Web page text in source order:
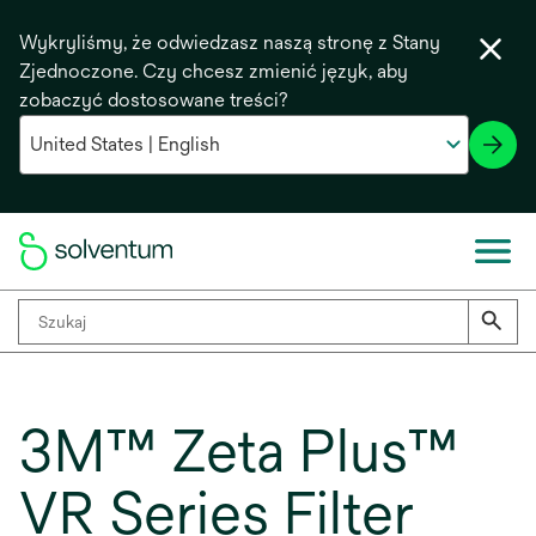
Wykryliśmy, że odwiedzasz naszą stronę z Stany
Zjednoczone. Czy chcesz zmienić język, aby
zobaczyć dostosowane treści?
3M™ Zeta Plus™
VR Series Filter